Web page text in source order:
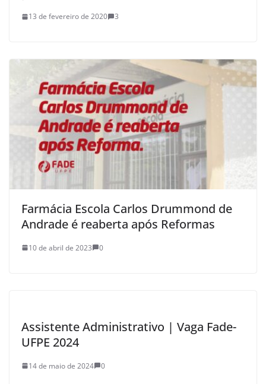
13 de fevereiro de 2020 3
Farmácia Escola Carlos Drummond de
Andrade é reaberta após Reformas
10 de abril de 2023 0
Assistente Administrativo | Vaga Fade-
UFPE 2024
14 de maio de 2024 0